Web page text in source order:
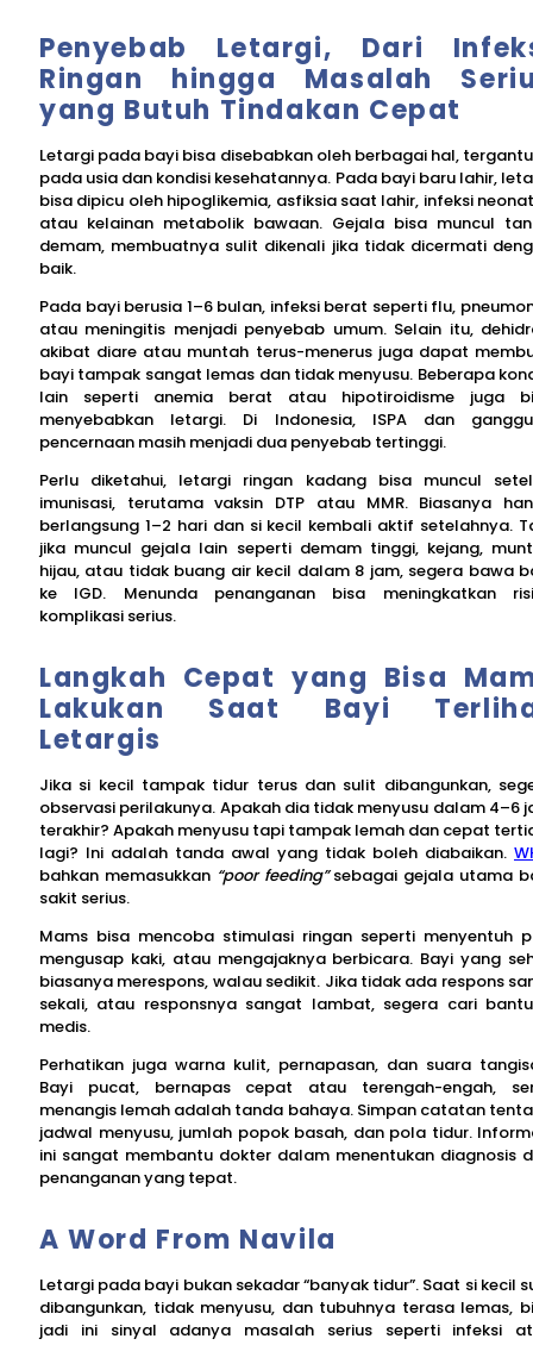
Penyebab Letargi, Dari
Ringan hingga Masalah
yang Butuh Tindakan Cepat
Letargi pada bayi bisa disebabkan oleh berbagai hal,
pada usia dan kondisi kesehatannya. Pada bayi baru lahir,
bisa dipicu oleh hipoglikemia, asfiksia saat lahir, infeksi
atau kelainan metabolik bawaan. Gejala bisa muncul
demam, membuatnya sulit dikenali jika tidak dicermati
baik.
Pada bayi berusia 1–6 bulan, infeksi berat seperti flu,
atau meningitis menjadi penyebab umum. Selain itu,
akibat diare atau muntah terus-menerus juga dapat
bayi tampak sangat lemas dan tidak menyusu. Beberapa
lain seperti anemia berat atau hipotiroidisme juga
menyebabkan letargi. Di Indonesia, ISPA dan
pencernaan masih menjadi dua penyebab tertinggi.
Perlu diketahui, letargi ringan kadang bisa muncul
imunisasi, terutama vaksin DTP atau MMR. Biasanya
berlangsung 1–2 hari dan si kecil kembali aktif setelahnya.
jika muncul gejala lain seperti demam tinggi, kejang,
hijau, atau tidak buang air kecil dalam 8 jam, segera bawa
ke IGD. Menunda penanganan bisa meningkatkan
komplikasi serius.
Langkah Cepat yang Bisa
Lakukan Saat Bayi
Letargis
Jika si kecil tampak tidur terus dan sulit dibangunkan,
observasi perilakunya. Apakah dia tidak menyusu dalam 4–6
terakhir? Apakah menyusu tapi tampak lemah dan cepat
lagi? Ini adalah tanda awal yang tidak boleh diabaikan.
bahkan memasukkan “poor feeding”sebagai gejala utama
sakit serius.
Mams bisa mencoba stimulasi ringan seperti menyentuh
mengusap kaki, atau mengajaknya berbicara. Bayi yang
biasanya merespons, walau sedikit. Jika tidak ada respons
sekali, atau responsnya sangat lambat, segera cari
medis.
Perhatikan juga warna kulit, pernapasan, dan suara
Bayi pucat, bernapas cepat atau terengah-engah,
menangis lemah adalah tanda bahaya. Simpan catatan
jadwal menyusu, jumlah popok basah, dan pola tidur.
ini sangat membantu dokter dalam menentukan diagnosis
penanganan yang tepat.
A Word From Navila
Letargi pada bayi bukan sekadar “banyak tidur”. Saat si kecil
dibangunkan, tidak menyusu, dan tubuhnya terasa lemas,
jadi ini sinyal adanya masalah serius seperti infeksi